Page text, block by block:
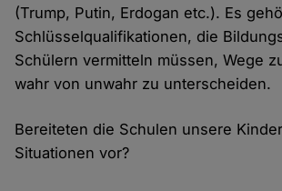
(Trump, Putin, Erdogan etc.). Es
Schlüsselqualifikationen, die
Schülern vermitteln müssen, Wege
wahr von unwahr zu unterscheiden.
Bereiteten die Schulen unsere
Situationen vor?